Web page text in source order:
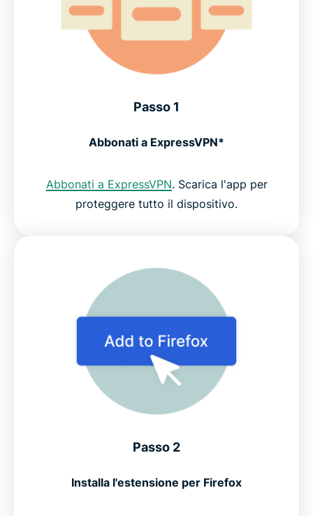
Passo 1
Abbonati a ExpressVPN*
Abbonati a ExpressVPN. Scarica l'app per
proteggere tutto il dispositivo.
Passo 2
Installa l'estensione per Firefox